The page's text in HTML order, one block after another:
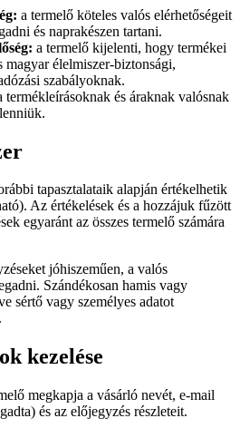
a termelő köteles valós elérhetőségeit
és naprakészen tartani.
a termelő kijelenti, hogy termékei
magyar élelmiszer-biztonsági,
szabályoknak.
termékleírásoknak és áraknak valósnak
tapasztalataik alapján értékelhetik
Az értékelések és a hozzájuk fűzött
egyaránt az összes termelő számára
jóhiszeműen, a valós
Szándékosan hamis vagy
sértő vagy személyes adatot
kezelése
megkapja a vásárló nevét, e-mail
és az előjegyzés részleteit.